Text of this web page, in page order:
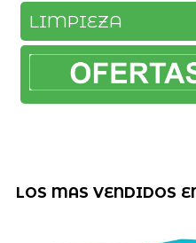
LIMPIEZA
LOS MAS VENDIDOS